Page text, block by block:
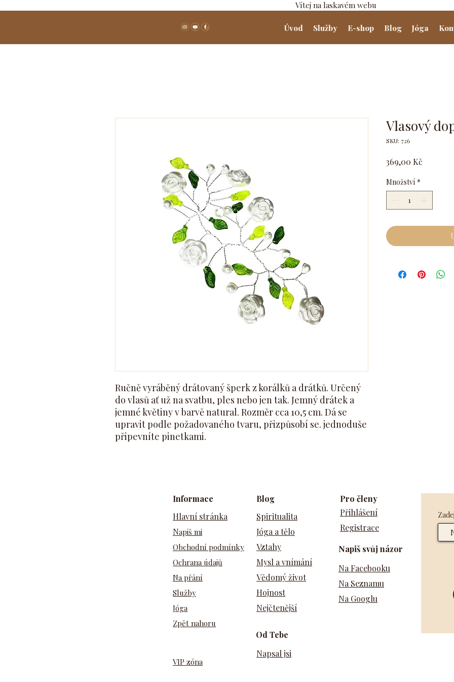
Vítej na laskavém webu
Úvod Služby E-shop Blog Jóga
Ručně vyráběný drátovaný šperk z korálků a drátků. Určený
do vlasů ať už na svatbu, ples nebo jen tak. Jemný drátek a
jemné květiny v barvě natural. Rozměr cca 10,5 cm. Dá se
upravit podle požadovaného tvaru, přizpůsobí se. jednoduše
připevníte pinetkami.
Vlasový
SKU: 726
369,00 Kč
Množství *
Informace
Hlavní stránka
Napiš mi
Obchodní podmínky
Ochrana údajů
Na přání
Služby
Jóga
Zpět nahoru
Blog
Spiritualita
Jóga a tělo
Vztahy
Mysl a vnímání
Vědomý život
Hojnost
Nejčtenější
Od Tebe
VIP zóna
Napsal jsi
Pro členy
Přihlášení
Registrace
Napiš svůj názor
Na Facebooku
Na Seznamu
Na Googlu